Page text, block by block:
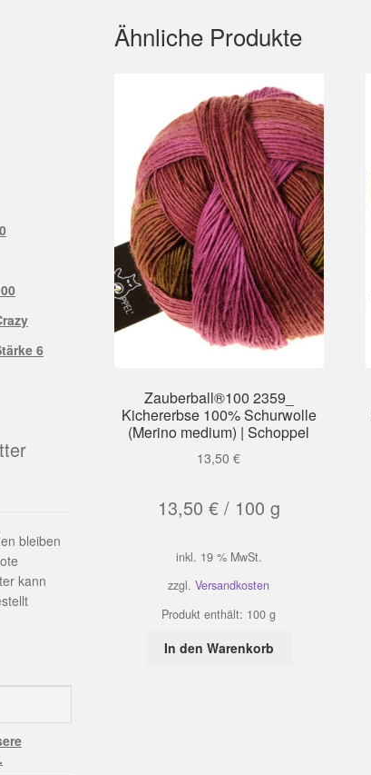
Ähnliche Produkte
Zauberball®100 2359_
Kichererbse 100% Schurwolle
(Merino medium) | Schoppel
13,50€
13,50 €/ 100 g
inkl. 19 % MwSt.
zzgl.Versandkosten
Produkt enthält: 100g
In den Warenkorb
6
bleiben
kann